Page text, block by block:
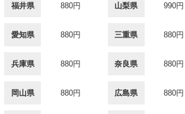
福井県 880円 山梨県 990円
愛知県 880円 三重県 880円
兵庫県 880円 奈良県 880円
岡山県 880円 広島県 880円